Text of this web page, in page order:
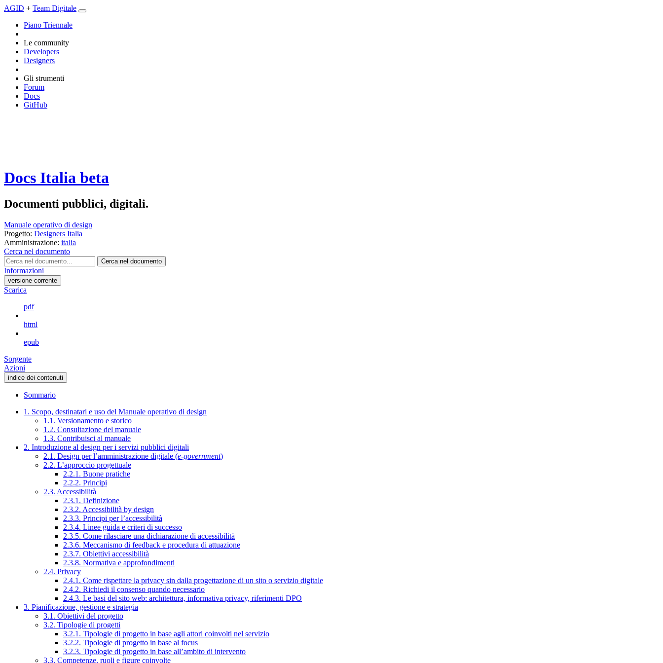
AGID + Team Digitale
Piano Triennale
Le community
Developers
Designers
Gli strumenti
Forum
Docs
GitHub
Docs Italia beta
Documenti pubblici, digitali.
Manuale operativo di design
Progetto: Designers Italia
Amministrazione: italia
Cerca nel documento
Cerca nel documento
Informazioni
versione-corrente
Scarica
pdf
html
epub
Sorgente
Azioni
indice dei contenuti
Sommario
1. Scopo, destinatari e uso del Manuale operativo di design
1.1. Versionamento e storico
1.2. Consultazione del manuale
1.3. Contribuisci al manuale
2. Introduzione al design per i servizi pubblici digitali
2.1. Design per l’amministrazione digitale (e-government)
2.2. L’approccio progettuale
2.2.1. Buone pratiche
2.2.2. Principi
2.3. Accessibilità
2.3.1. Definizione
2.3.2. Accessibilità by design
2.3.3. Principi per l’accessibilità
2.3.4. Linee guida e criteri di successo
2.3.5. Come rilasciare una dichiarazione di accessibilità
2.3.6. Meccanismo di feedback e procedura di attuazione
2.3.7. Obiettivi accessibilità
2.3.8. Normativa e approfondimenti
2.4. Privacy
2.4.1. Come rispettare la privacy sin dalla progettazione di un sito o servizio digitale
2.4.2. Richiedi il consenso quando necessario
2.4.3. Le basi del sito web: architettura, informativa privacy, riferimenti DPO
3. Pianificazione, gestione e strategia
3.1. Obiettivi del progetto
3.2. Tipologie di progetti
3.2.1. Tipologie di progetto in base agli attori coinvolti nel servizio
3.2.2. Tipologie di progetto in base al focus
3.2.3. Tipologie di progetto in base all’ambito di intervento
3.3. Competenze, ruoli e figure coinvolte